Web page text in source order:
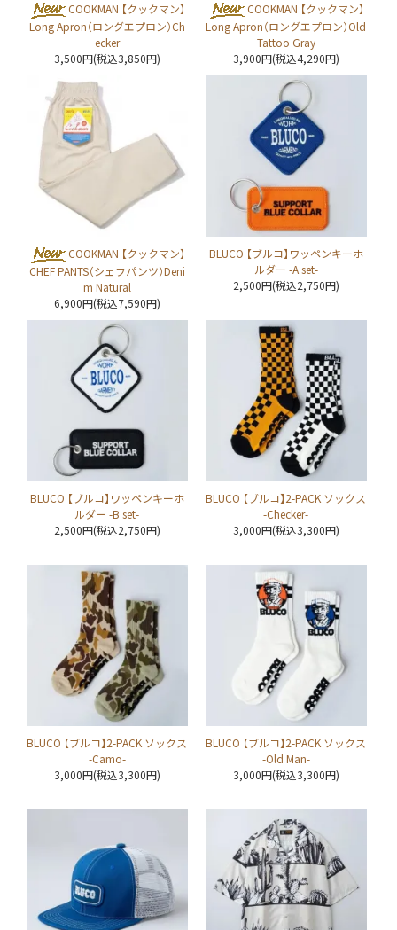
COOKMAN 【クックマン】
Long Apron（ロングエプロン）Ch
ecker
3,500円(税込3,850円)
COOKMAN 【クックマン】
Long Apron（ロングエプロン）Old
Tattoo Gray
3,900円(税込4,290円)
COOKMAN 【クックマン】
CHEF PANTS（シェフパンツ）Deni
m Natural
6,900円(税込7,590円)
BLUCO 【ブルコ】ワッペンキーホ
ルダー -A set-
2,500円(税込2,750円)
BLUCO 【ブルコ】ワッペンキーホ
ルダー -B set-
2,500円(税込2,750円)
BLUCO 【ブルコ】2-PACK ソックス
-Checker-
3,000円(税込3,300円)
BLUCO 【ブルコ】2-PACK ソックス
-Camo-
3,000円(税込3,300円)
BLUCO 【ブルコ】2-PACK ソックス
-Old Man-
3,000円(税込3,300円)